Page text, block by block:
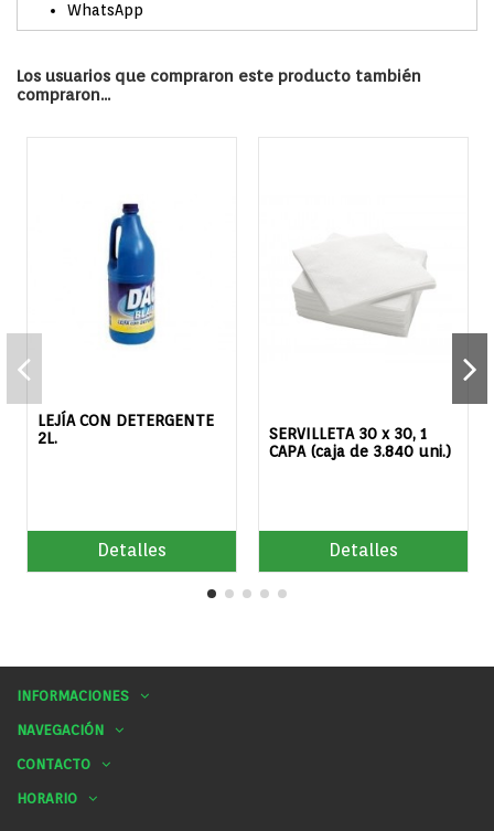
WhatsApp
Los usuarios que compraron este producto también
compraron...
LEJÍA CON DETERGENTE
2L.
Detalles
SERVILLETA 30 x 30, 1
CAPA (caja de 3.840 uni.)
Detalles
INFORMACIONES
NAVEGACIÓN
CONTACTO
HORARIO